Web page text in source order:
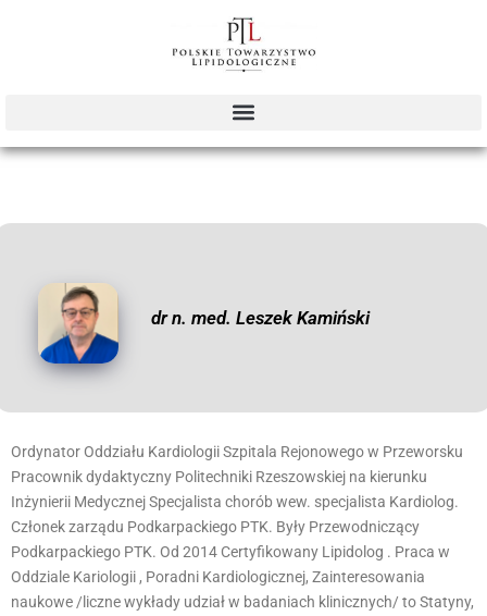
dr n. med. Leszek Kamiński
Ordynator Oddziału Kardiologii Szpitala Rejonowego w Przeworsku
Pracownik dydaktyczny Politechniki Rzeszowskiej na kierunku
Inżynierii Medycznej Specjalista chorób wew. specjalista Kardiolog.
Członek zarządu Podkarpackiego PTK. Były Przewodniczący
Podkarpackiego PTK. Od 2014 Certyfikowany Lipidolog . Praca w
Oddziale Kariologii , Poradni Kardiologicznej, Zainteresowania
naukowe /liczne wykłady udział w badaniach klinicznych/ to Statyny,